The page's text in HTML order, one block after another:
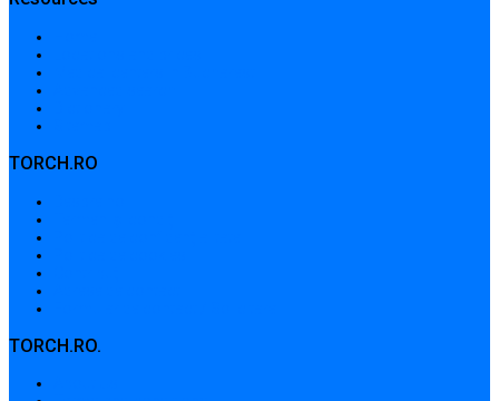
TORCH.RO
TORCH.RO.